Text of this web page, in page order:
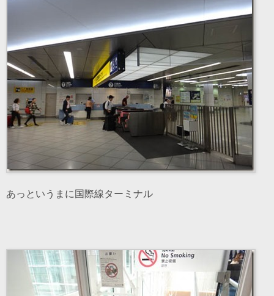
あっというまに国際線ターミナル